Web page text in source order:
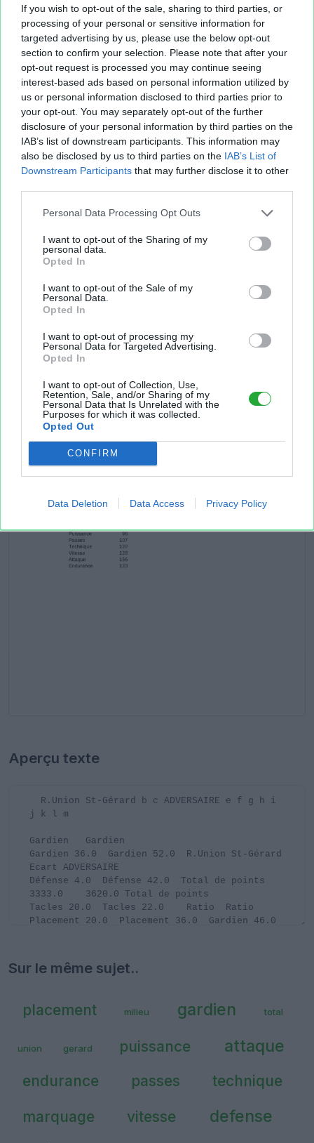
If you wish to opt-out of the sale, sharing to third parties, or
processing of your personal or sensitive information for
targeted advertising by us, please use the below opt-out
section to confirm your selection. Please note that after your
opt-out request is processed you may continue seeing
interest-based ads based on personal information utilized by
us or personal information disclosed to third parties prior to
your opt-out. You may separately opt-out of the further
disclosure of your personal information by third parties on the
IAB’s list of downstream participants. This information may
also be disclosed by us to third parties on the IAB’s List of
Downstream Participants that may further disclose it to other
Personal Data Processing Opt Outs
I want to opt-out of the Sharing of my
personal data.
Opted In
I want to opt-out of the Sale of my
Personal Data.
Opted In
I want to opt-out of processing my
Personal Data for Targeted Advertising.
Opted In
I want to opt-out of Collection, Use,
Retention, Sale, and/or Sharing of my
Personal Data that Is Unrelated with the
Purposes for which it was collected.
Opted Out
CONFIRM
Data Deletion Data Access Privacy Policy
Aperçu texte
Sur le même sujet..
placement milieu gardien total
union gerard puissance attaque
endurance passes technique
marquage vitesse defense